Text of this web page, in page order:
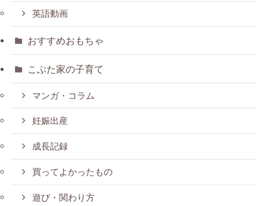
英語動画
おすすめおもちゃ
こぶた家の子育て
マンガ・コラム
妊娠出産
成長記録
買ってよかったもの
遊び・関わり方